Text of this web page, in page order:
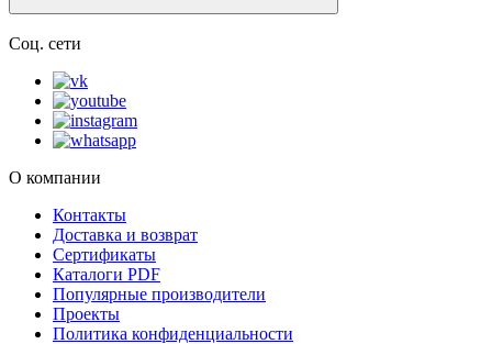
Соц. сети
О компании
Контакты
Доставка и возврат
Сертификаты
Каталоги PDF
Популярные производители
Проекты
Политика конфиденциальности